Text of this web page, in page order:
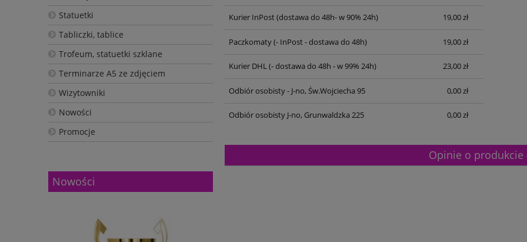
Statuetki
Tabliczki, tablice
Trofeum, statuetki szklane
Terminarze A5 ze zdjęciem
Wizytowniki
Nowości
Promocje
Nowości
Kurier InPost(dostawa do 48h- w 90% 24h) 19,00 zł
Paczkomaty(- InPost - dostawa do 48h) 19,00 zł
Kurier DHL(- dostawa do 48h - w 99% 24h) 23,00 zł
Odbiór osobisty - J-no, Św.Wojciecha 95 0,00 zł
Odbiór osobisty J-no, Grunwaldzka 225 0,00 zł
Opinie o produkcie